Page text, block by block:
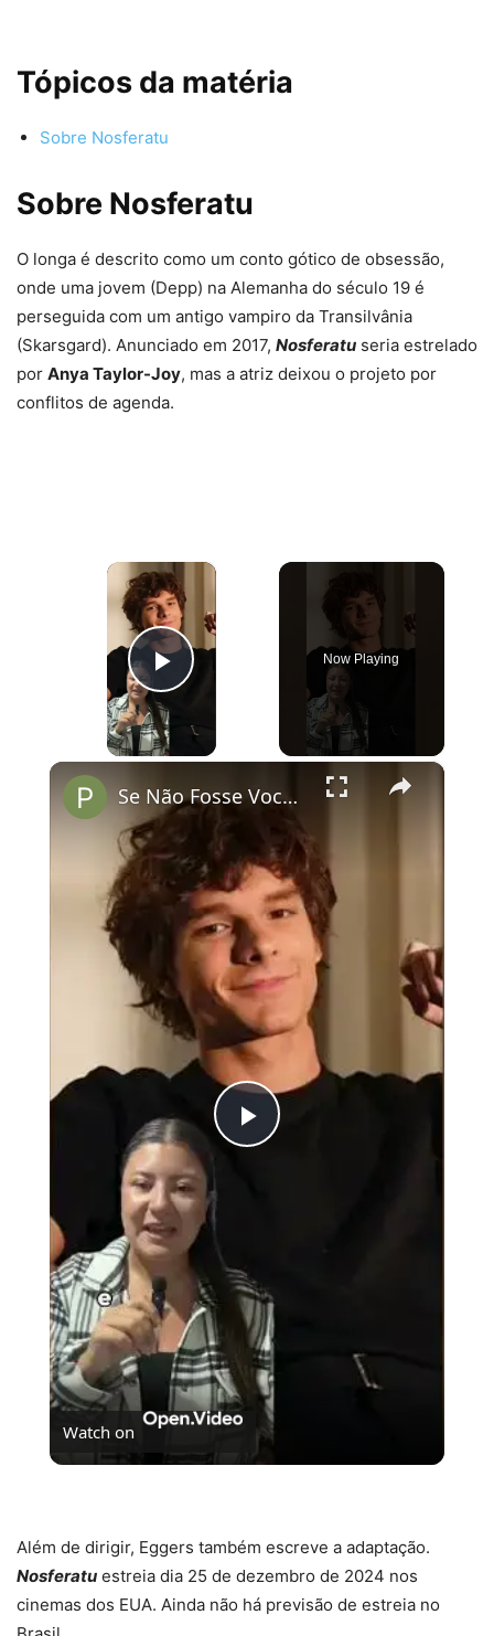
Tópicos da matéria
Sobre Nosferatu
Sobre Nosferatu
O longa é descrito como um conto gótico de obsessão,
onde uma jovem (Depp) na Alemanha do século 19 é
perseguida com um antigo vampiro da Transilvânia
(Skarsgard). Anunciado em 2017, Nosferatu seria estrelado
por Anya Taylor-Joy, mas a atriz deixou o projeto por
conflitos de agenda.
×
Play Video
Now Playing
×
Play
Se Não Fosse Você já está em cartaz nos cinemas!
Watch on
Além de dirigir, Eggers também escreve a adaptação.
Nosferatu estreia dia 25 de dezembro de 2024 nos
cinemas dos EUA. Ainda não há previsão de estreia no